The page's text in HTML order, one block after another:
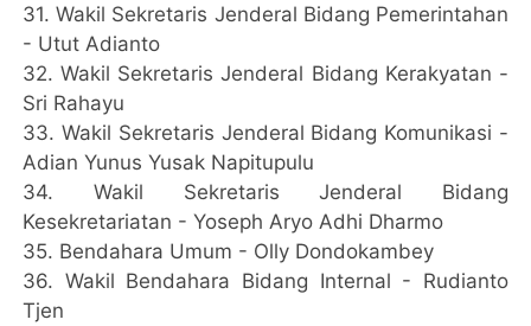
31.⁠ ⁠Wakil Sekretaris Jenderal Bidang Pemerintahan
- Utut Adianto
32.⁠ ⁠Wakil Sekretaris Jenderal Bidang Kerakyatan -
Sri Rahayu
33.⁠ ⁠Wakil Sekretaris Jenderal Bidang Komunikasi -
Adian Yunus Yusak Napitupulu
34.⁠ ⁠Wakil Sekretaris Jenderal Bidang
Kesekretariatan - Yoseph Aryo Adhi Dharmo
35.⁠ ⁠Bendahara Umum - Olly Dondokambey
36.⁠ ⁠Wakil Bendahara Bidang Internal - Rudianto
Tjen